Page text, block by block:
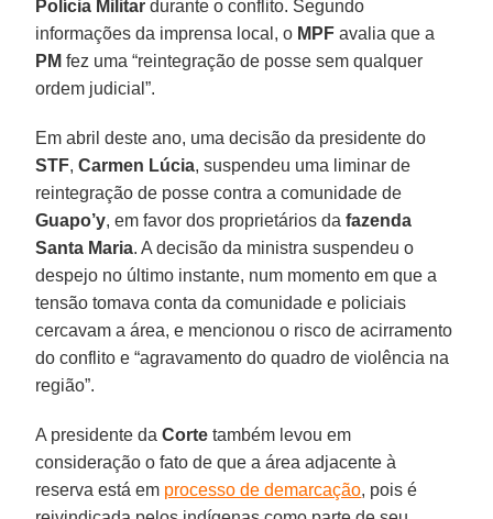
Polícia Militar durante o conflito. Segundo
informações da imprensa local, o MPF avalia que a
PM fez uma “reintegração de posse sem qualquer
ordem judicial”.
Em abril deste ano, uma decisão da presidente do
STF,Carmen Lúcia, suspendeu uma liminar de
reintegração de posse contra a comunidade de
Guapo’y, em favor dos proprietários dafazenda
Santa Maria. A decisão da ministra suspendeu o
despejo no último instante, num momento em que a
tensão tomava conta da comunidade e policiais
cercavam a área, e mencionou o risco de acirramento
do conflito e “agravamento do quadro de violência na
região”.
A presidente daCorte também levou em
consideração o fato de que a área adjacente à
reserva está em processo de demarcação, pois é